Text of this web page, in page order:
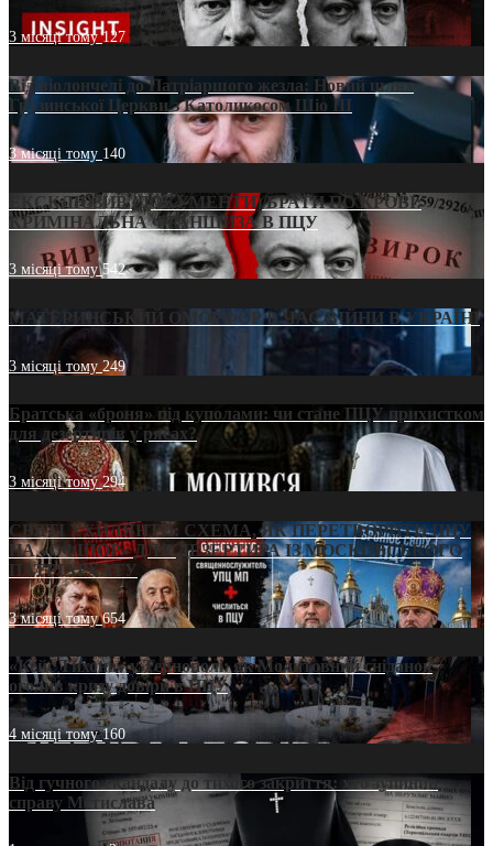
3 місяці тому127
Від віолончелі до Патріаршого жезла: Новий шлях
Грузинської Церкви з Католикосом Шіо III
3 місяці тому 140
ЕКСКЛЮЗИВ (ДОКУМЕНТИ)/БРАТИ ПО КРОВІ:
КРИМІНАЛЬНА ФРАНШИЗА В ПЦУ
3 місяці тому542
МАТЕРИНСЬКИЙ ОМОРФОР В ЧАС ВІЙНИ В УКРАЇНІ
3 місяці тому249
Братська «броня» під куполами: чи стане ПЦУ прихистком
для дезертирів у рясах?
3 місяці тому294
СВЯТІ УХИЛЯНТИ: СХЕМА, ЯК ПЕРЕТВОРИТИ ПЦУ
НА «ОФШОР» ДЛЯ ДЕЗЕРТИРА ІЗ МОСКОВСЬКОГО
ПАТРІАРХАТУ
3 місяці тому654
«Кейс Тихона» у Тернополі: як Молитовний сніданок
оголив кризу довіри в ПЦУ
4 місяці тому160
Від гучного скандалу до тихого закриття: хто зупинив
справу Мстислава